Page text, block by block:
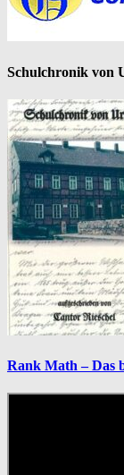
Schulchronik von
Rank Math – Das